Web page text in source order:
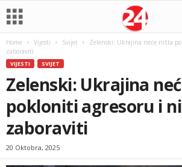
Home Vijesti Svijet
Zelenski: Ukrajina neće ništa
zaboraviti
VIJESTI SVIJET
Zelenski: Ukrajina
pokloniti agresoru i
zaboraviti
20 Oktobra, 2025